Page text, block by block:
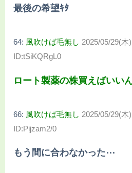
最後の希望ｷﾀ
64: 風吹けば毛無し 2025/05/29(木
ID:tSiKQRgL0
ロート製薬の株買えばいい
66: 風吹けば毛無し 2025/05/29(木
ID:Pijzam2/0
もう間に合わなかった⋯